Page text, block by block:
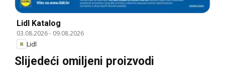
Lidl Katalog
03.08.2026- 09.08.2026
Lidl
Slijedeći omiljeni proizvodi